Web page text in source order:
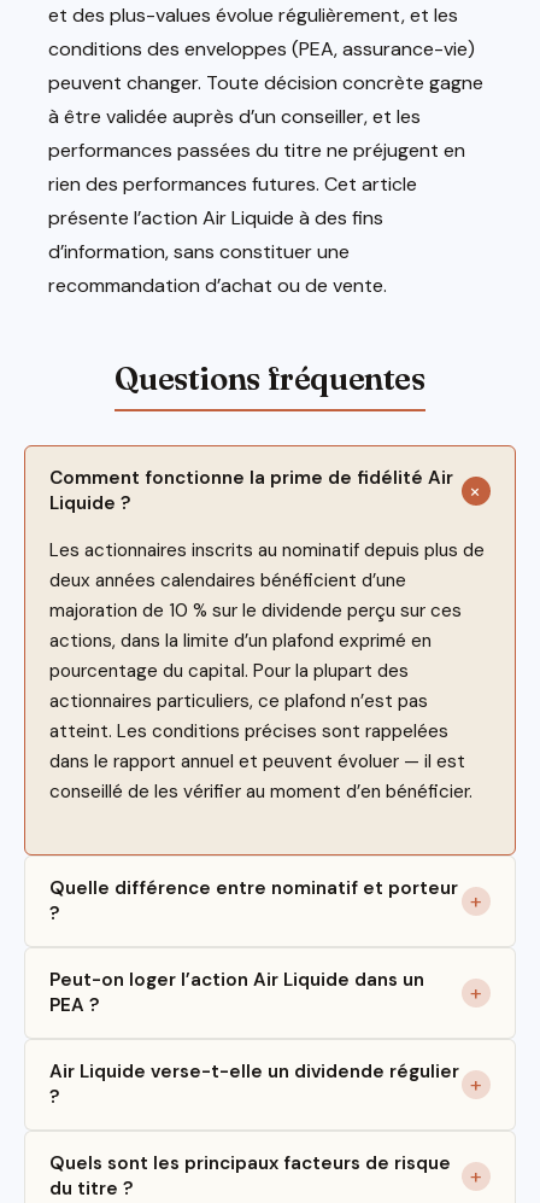
et des plus-values évolue régulièrement, et les
conditions des enveloppes (PEA, assurance-vie)
peuvent changer. Toute décision concrète gagne
à être validée auprès d’un conseiller, et les
performances passées du titre ne préjugent en
rien des performances futures. Cet article
présente l’action Air Liquide à des fins
d’information, sans constituer une
recommandation d’achat ou de vente.
Comment fonctionne la prime de fidélité Air
Liquide ?
Les actionnaires inscrits au nominatif depuis plus de
deux années calendaires bénéficient d’une
majoration de 10 % sur le dividende perçu sur ces
actions, dans la limite d’un plafond exprimé en
pourcentage du capital. Pour la plupart des
actionnaires particuliers, ce plafond n’est pas
atteint. Les conditions précises sont rappelées
dans le rapport annuel et peuvent évoluer — il est
conseillé de les vérifier au moment d’en bénéficier.
Quelle différence entre nominatif et porteur
?
Peut-on loger l’action Air Liquide dans un
PEA ?
Air Liquide verse-t-elle un dividende régulier
?
Quels sont les principaux facteurs de risque
du titre ?